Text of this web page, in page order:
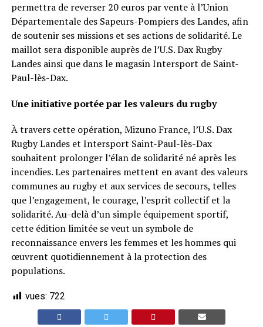
permettra de reverser 20 euros par vente à l’Union
Départementale des Sapeurs-Pompiers des Landes, afin
de soutenir ses missions et ses actions de solidarité. Le
maillot sera disponible auprès de l’U.S. Dax Rugby
Landes ainsi que dans le magasin Intersport de Saint-
Paul-lès-Dax.
Une initiative portée par les valeurs du rugby
À travers cette opération, Mizuno France, l’U.S. Dax
Rugby Landes et Intersport Saint-Paul-lès-Dax
souhaitent prolonger l’élan de solidarité né après les
incendies. Les partenaires mettent en avant des valeurs
communes au rugby et aux services de secours, telles
que l’engagement, le courage, l’esprit collectif et la
solidarité. Au-delà d’un simple équipement sportif,
cette édition limitée se veut un symbole de
reconnaissance envers les femmes et les hommes qui
œuvrent quotidiennement à la protection des
populations.
vues: 722